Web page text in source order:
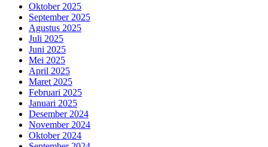
Oktober 2025
September 2025
Agustus 2025
Juli 2025
Juni 2025
Mei 2025
April 2025
Maret 2025
Februari 2025
Januari 2025
Desember 2024
November 2024
Oktober 2024